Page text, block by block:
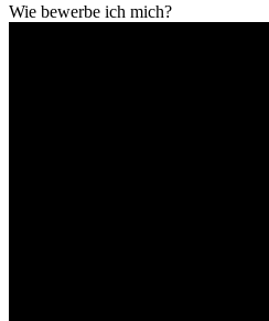
Wie bewerbe ich mich?